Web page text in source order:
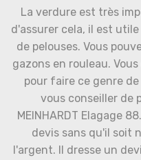
La verdure est très
d'assurer cela, il est
de pelouses. Vous
gazons en rouleau.
pour faire ce genre
vous conseiller de
MEINHARDT Elagage
devis sans qu'il soit
l'argent. Il dresse un